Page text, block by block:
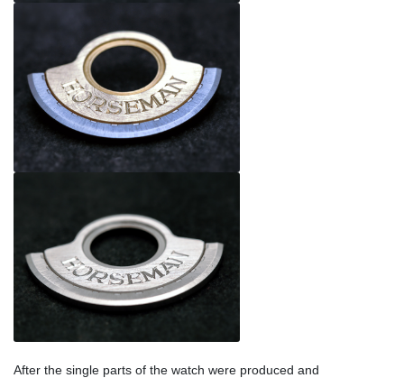
After the single parts of the watch were produced and